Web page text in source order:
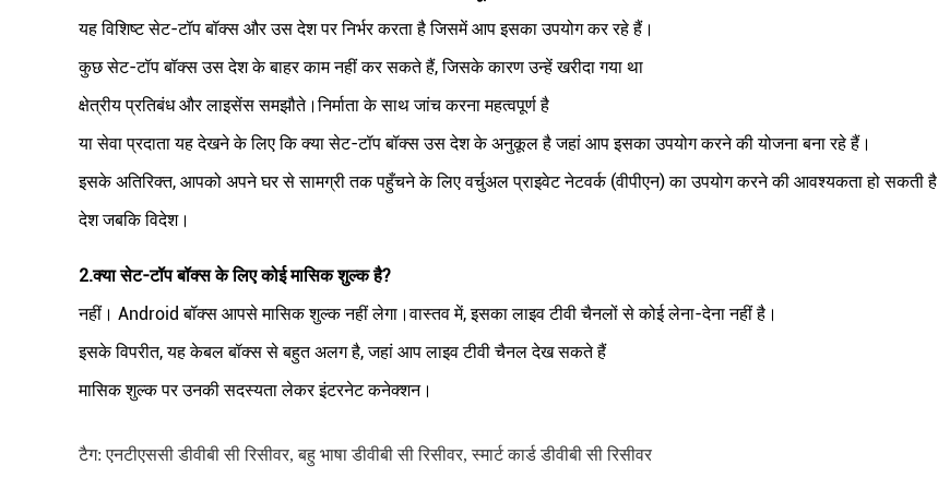
यह विशिष्ट सेट-टॉप बॉक्स और उस देश पर निर्भर करता है जिसमें आप इसका उपयोग कर रहे हैं।
कुछ सेट-टॉप बॉक्स उस देश के बाहर काम नहीं कर सकते हैं, जिसके कारण उन्हें खरीदा गया था
क्षेत्रीय प्रतिबंध और लाइसेंस समझौते।निर्माता के साथ जांच करना महत्वपूर्ण है
या सेवा प्रदाता यह देखने के लिए कि क्या सेट-टॉप बॉक्स उस देश के अनुकूल है जहां आप इसका उपयोग करने की योजना बना रहे हैं।
इसके अतिरिक्त, आपको अपने घर से सामग्री तक पहुँचने के लिए वर्चुअल प्राइवेट नेटवर्क (वीपीएन) का उपयोग करने की आवश्यकता हो सकती है
देश जबकि विदेश।
2.क्या सेट-टॉप बॉक्स के लिए कोई मासिक शुल्क है?
नहीं। Android बॉक्स आपसे मासिक शुल्क नहीं लेगा।वास्तव में, इसका लाइव टीवी चैनलों से कोई लेना-देना नहीं है।
इसके विपरीत, यह केबल बॉक्स से बहुत अलग है, जहां आप लाइव टीवी चैनल देख सकते हैं
मासिक शुल्क पर उनकी सदस्यता लेकर इंटरनेट कनेक्शन।
टैग:एनटीएससी डीवीबी सी रिसीवर, बहु भाषा डीवीबी सी रिसीवर, स्मार्ट कार्ड डीवीबी सी रिसीवर